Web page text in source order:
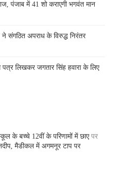
पंजाब में 41 शो कराएगी भगवंत मान
संगठित अपराध के विरुद्ध निरंतर
लिखकर जगतार सिंह हवारा के लिए
के बच्चे 12वीं के परिणामों में छाएपर
मैडीकल में अगमनूर टाप पर